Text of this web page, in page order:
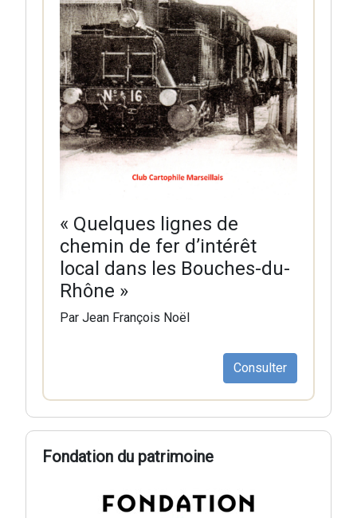
« Quelques lignes de
chemin de fer d’intérêt
local dans les Bouches-du-
Rhône »
Par Jean François Noël
Consulter
Fondation du patrimoine